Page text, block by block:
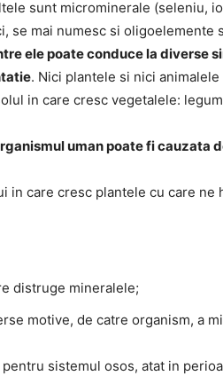
sunt microminerale (seleniu,
se mai numesc si oligoelemente
ele poate conduce la diverse
. Nici plantele si nici
in care cresc vegetalele:
uman poate fi cauzata
in care cresc plantele cu care ne
distruge mineralele;
motive, de catre organism, a
sistemul osos, atat in